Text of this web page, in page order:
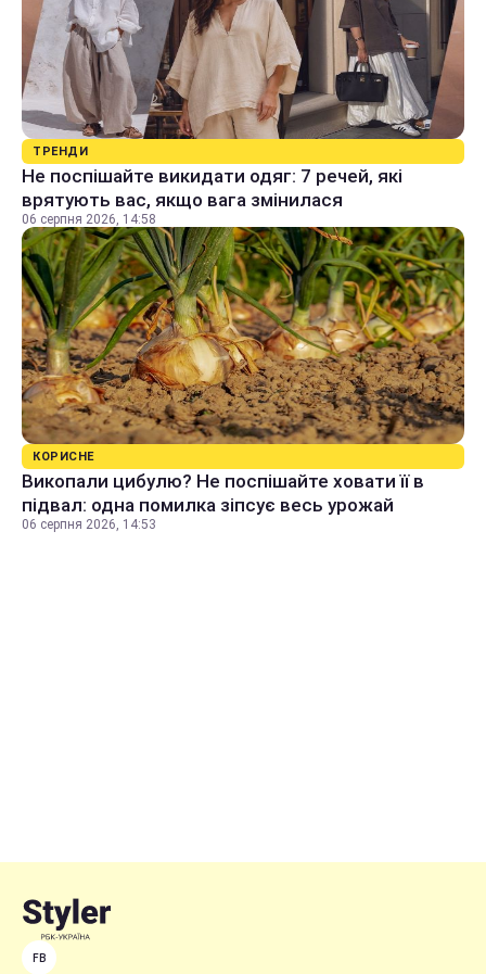
ТРЕНДИ
Не поспішайте викидати одяг: 7 речей, які
врятують вас, якщо вага змінилася
06 серпня 2026, 14:58
КОРИСНЕ
Викопали цибулю? Не поспішайте ховати її в
підвал: одна помилка зіпсує весь урожай
06 серпня 2026, 14:53
FB